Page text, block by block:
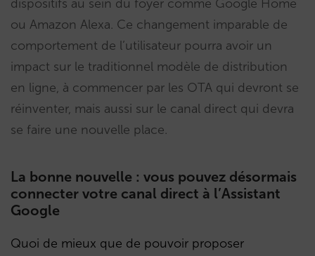
dispositifs au sein du foyer comme Google Home
ou Amazon Alexa. Ce changement imparable de
comportement de l’utilisateur pourra avoir un
impact sur le traditionnel modèle de distribution
en ligne, à commencer par les OTA qui devront se
réinventer, mais aussi sur le canal direct qui devra
se faire une nouvelle place.
La bonne nouvelle : vous pouvez désormais
connecter votre canal direct à l’Assistant
Google
Quoi de mieux que de pouvoir proposer